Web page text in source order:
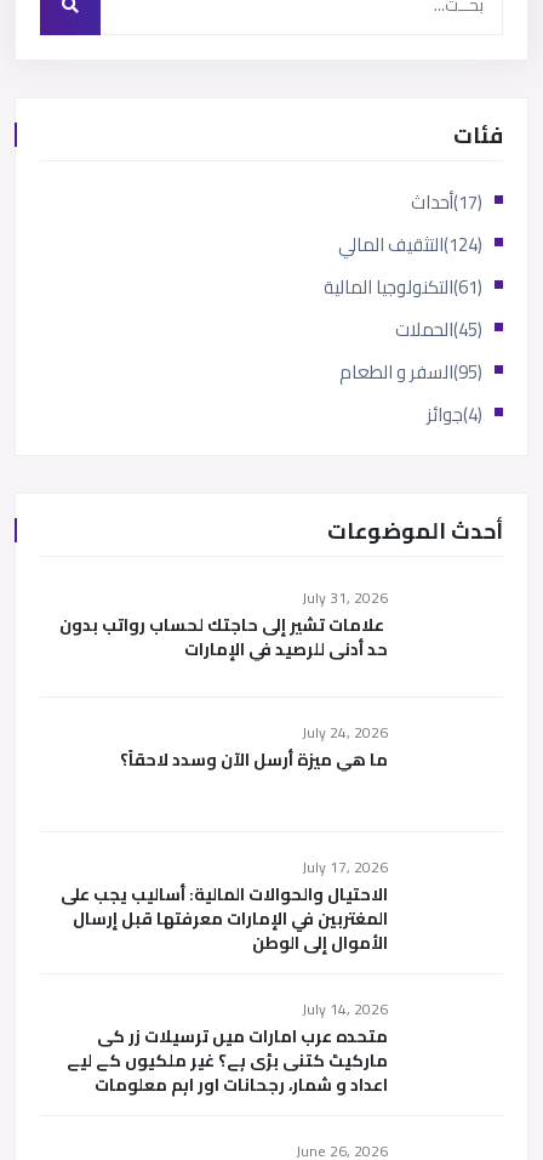
فئات
أحداث
(17)
التثقيف المالي
(124)
التكنولوجيا المالية
(61)
الحملات
(45)
السفر و الطعام
(95)
جوائز (4)
أحدث الموضوعات
July 31, 2026
علامات تشير إلى حاجتك لحساب رواتب بدون
حد أدنى للرصيد في الإمارات
July 24, 2026
ما هي ميزة أرسل الآن وسدد لاحقاً؟
July 17, 2026
الاحتيال والحوالات المالية: أساليب يجب على
المغتربين في الإمارات معرفتها قبل إرسال
الأموال إلى الوطن
July 14, 2026
متحدہ عرب امارات میں ترسیلات زر کی
مارکیٹ کتنی بڑی ہے؟ غیر ملکیوں کے لیے
اعداد و شمار، رجحانات اور اہم معلومات
June 26, 2026